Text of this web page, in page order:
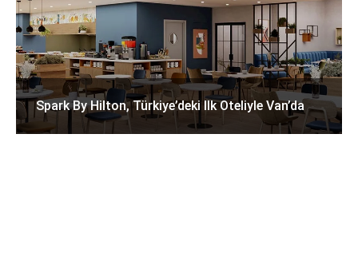
Spark By Hilton, Türkiye’deki Ilk Oteliyle Van’da